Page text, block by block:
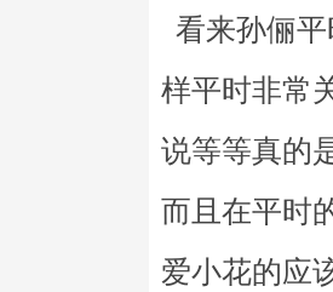
看来孙俪
样平时非常
说等等真的
而且在平时
爱小花的应